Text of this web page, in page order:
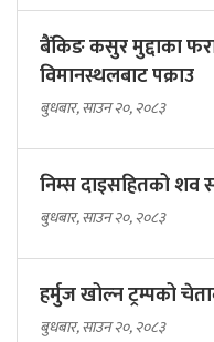
बैंकिङ कसुर मुद्दाका
विमानस्थलबाट पक्राउ
बुधबार, साउन २०, २०८३
निम्स दाइसहितको शव
बुधबार, साउन २०, २०८३
हर्मुज खोल्न ट्रम्पको
बुधबार, साउन २०, २०८३